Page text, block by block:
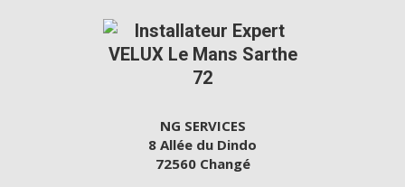
NG SERVICES
8 Allée du Dindo
72560 Changé